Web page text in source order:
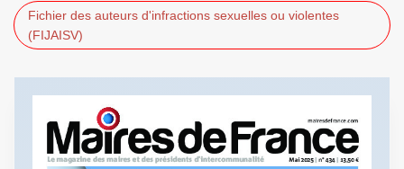
Fichier des auteurs d'infractions sexuelles ou violentes
(FIJAISV)